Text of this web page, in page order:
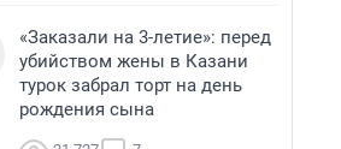
«Заказали на 3-летие»: перед
убийством жены в Казани
турок забрал торт на день
рождения сына